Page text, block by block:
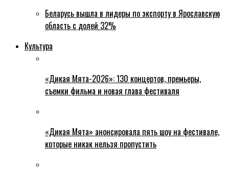
Беларусь вышла в лидеры по экспорту в Ярославскую
область с долей 32%
Культура
«Дикая Мята-2026»: 130 концертов, премьеры,
съемки фильма и новая глава фестиваля
«Дикая Мята» анонсировала пять шоу на фестивале,
которые никак нельзя пропустить